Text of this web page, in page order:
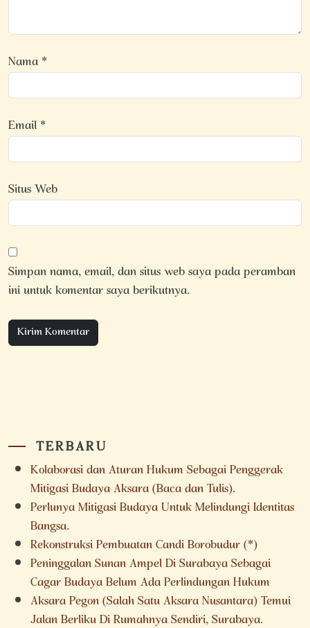
Nama*
Email*
Situs Web
Simpan nama, email, dan situs web saya pada peramban
ini untuk komentar saya berikutnya.
TERBARU
Kolaborasi dan Aturan Hukum Sebagai Penggerak
Mitigasi Budaya Aksara (Baca dan Tulis).
Perlunya Mitigasi Budaya Untuk Melindungi Identitas
Bangsa.
Rekonstruksi Pembuatan Candi Borobudur (*)
Peninggalan Sunan Ampel Di Surabaya Sebagai
Cagar Budaya Belum Ada Perlindungan Hukum
Aksara Pegon (Salah Satu Aksara Nusantara) Temui
Jalan Berliku Di Rumahnya Sendiri, Surabaya.